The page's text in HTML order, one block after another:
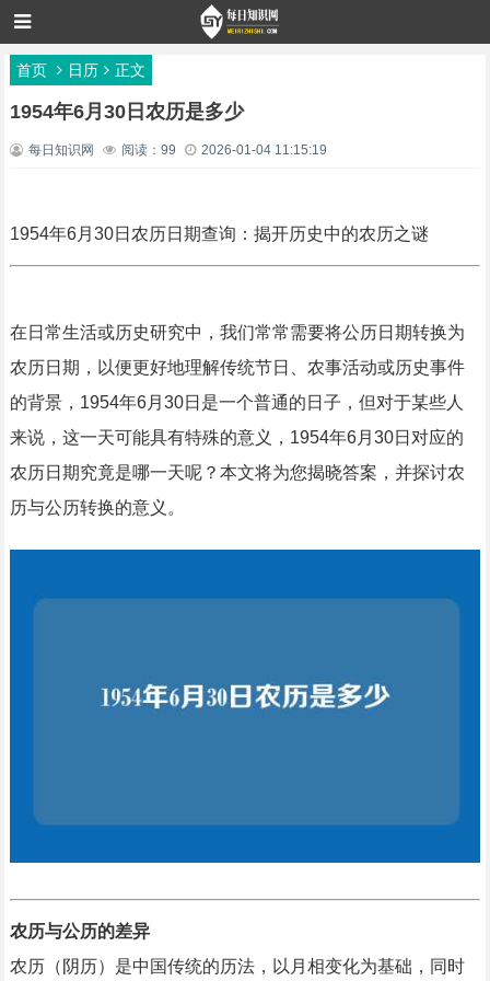
首页 日历 正文
1954年6月30日农历是多少
每日知识网 阅读：99 2026-01-04 11:15:19
1954年6月30日农历日期查询：揭开历史中的农历之谜
在日常生活或历史研究中，我们常常需要将公历日期转换为
农历日期，以便更好地理解传统节日、农事活动或历史事件
的背景，1954年6月30日是一个普通的日子，但对于某些人
来说，这一天可能具有特殊的意义，1954年6月30日对应的
农历日期究竟是哪一天呢？本文将为您揭晓答案，并探讨农
历与公历转换的意义。
农历与公历的差异
农历（阴历）是中国传统的历法，以月相变化为基础，同时